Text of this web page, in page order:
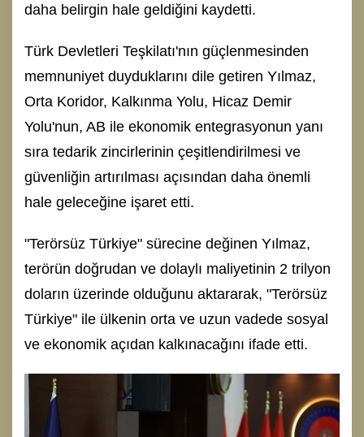
daha belirgin hale geldiğini kaydetti.
Türk Devletleri Teşkilatı'nın güçlenmesinden
memnuniyet duyduklarını dile getiren Yılmaz,
Orta Koridor, Kalkınma Yolu, Hicaz Demir
Yolu'nun, AB ile ekonomik entegrasyonun yanı
sıra tedarik zincirlerinin çeşitlendirilmesi ve
güvenliğin artırılması açısından daha önemli
hale geleceğine işaret etti.
"Terörsüz Türkiye" sürecine değinen Yılmaz,
terörün doğrudan ve dolaylı maliyetinin 2 trilyon
doların üzerinde olduğunu aktararak, "Terörsüz
Türkiye" ile ülkenin orta ve uzun vadede sosyal
ve ekonomik açıdan kalkınacağını ifade etti.